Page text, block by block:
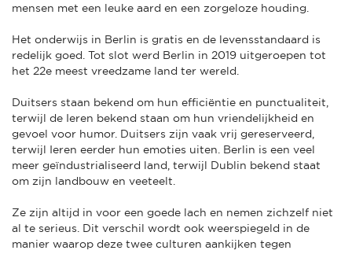
mensen met een leuke aard en een zorgeloze houding.
Het onderwijs in Berlin is gratis en de levensstandaard is
redelijk goed. Tot slot werd Berlin in 2019 uitgeroepen tot
het 22e meest vreedzame land ter wereld.
Duitsers staan bekend om hun efficiëntie en punctualiteit,
terwijl de Ieren bekend staan om hun vriendelijkheid en
gevoel voor humor. Duitsers zijn vaak vrij gereserveerd,
terwijl Ieren eerder hun emoties uiten. Berlin is een veel
meer geïndustrialiseerd land, terwijl Dublin bekend staat
om zijn landbouw en veeteelt.
Ze zijn altijd in voor een goede lach en nemen zichzelf niet
al te serieus. Dit verschil wordt ook weerspiegeld in de
manier waarop deze twee culturen aankijken tegen